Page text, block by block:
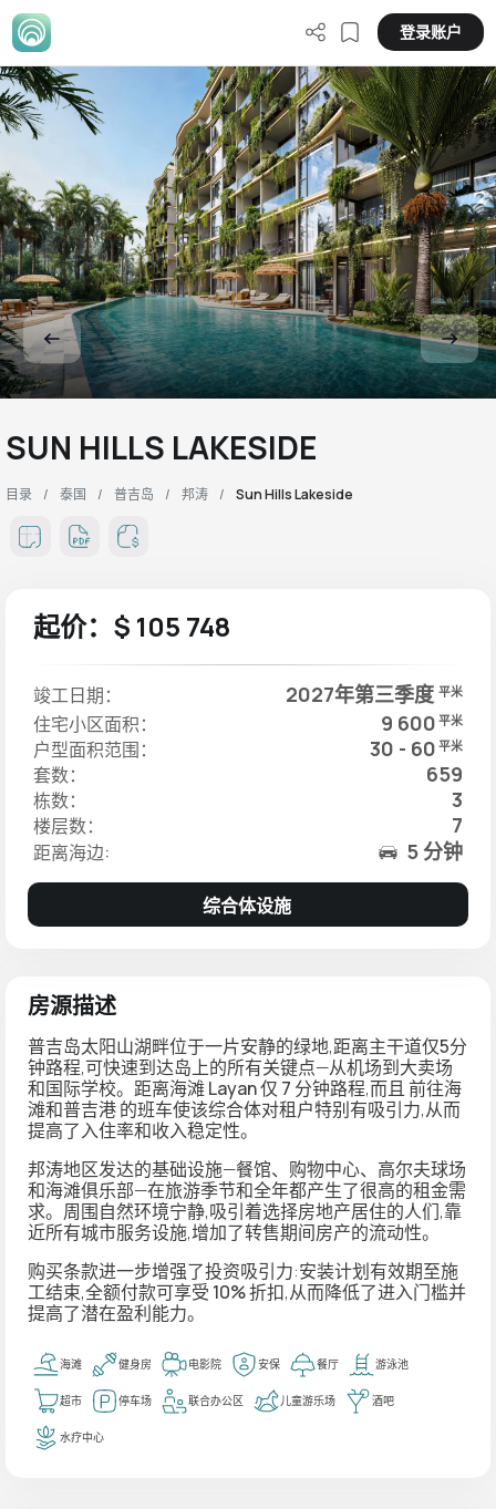
登录账户
SUN HILLS LAKESIDE
目录 泰国 普吉岛 邦涛 Sun Hills Lakeside
房源描述
普吉岛太阳山湖畔位于一片安静的绿地,距离主干道仅5分
钟路程,可快速到达岛上的所有关键点—从机场到大卖场
和国际学校。距离海滩 Layan 仅 7 分钟路程,而且前往海
滩和普吉港的班车使该综合体对租户特别有吸引力,从而
提高了入住率和收入稳定性。
邦涛地区发达的基础设施—餐馆、购物中心、高尔夫球场
和海滩俱乐部—在旅游季节和全年都产生了很高的租金需
求。周围自然环境宁静,吸引着选择房地产居住的人们,靠
近所有城市服务设施,增加了转售期间房产的流动性。
购买条款进一步增强了投资吸引力:安装计划有效期至施
工结束,全额付款可享受 10% 折扣,从而降低了进入门槛并
提高了潜在盈利能力。
海滩 健身房 电影院 安保 餐厅 游泳池
超市 停车场 联合办公区 儿童游乐场 酒吧
水疗中心
起价：$ 105 748
竣工日期： 2027年第三季度 平米
住宅小区面积： 9 600 平米
户型面积范围： 30 - 60 平米
套数： 659
栋数： 3
楼层数： 7
距离海边: 5 分钟
综合体设施